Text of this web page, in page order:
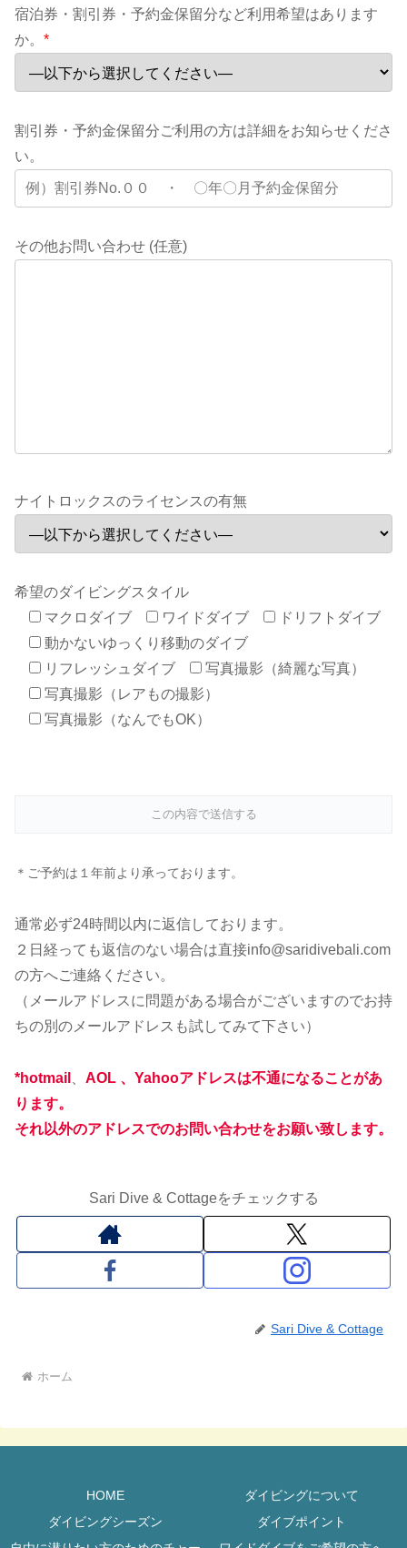
宿泊券・割引券・予約金保留分など利用希望はあります
か。 *
割引券・予約金保留分ご利用の方は詳細をお知らせくださ
い。
その他お問い合わせ (任意)
ナイトロックスのライセンスの有無
希望のダイビングスタイル
マクロダイブ
ワイドダイブ
ドリフトダイブ
動かないゆっくり移動のダイブ
リフレッシュダイブ
写真撮影（綺麗な写真）
写真撮影（レアもの撮影）
写真撮影（なんでもOK）
＊ご予約は１年前より承っております。
通常必ず24時間以内に返信しております。
２日経っても返信のない場合は直接info@saridivebali.com
の方へご連絡ください。
（メールアドレスに問題がある場合がございますのでお持
ちの別のメールアドレスも試してみて下さい）
*hotmail
AOL 、Yahooアドレスは不通になることがあ
ります。
それ以外のアドレスでのお問い合わせをお願い致します。
Sari Dive & Cottageをチェックする
Sari Dive & Cottage
ホーム
HOME
ダイビングについて
ダイビングシーズン
ダイブポイント